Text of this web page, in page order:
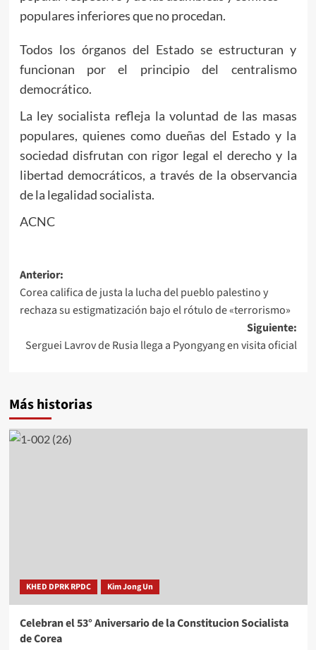
populares inferiores que no procedan.
Todos los órganos del Estado se estructuran y
funcionan por el principio del centralismo
democrático.
La ley socialista refleja la voluntad de las masas
populares, quienes como dueñas del Estado y la
sociedad disfrutan con rigor legal el derecho y la
libertad democráticos, a través de la observancia
de la legalidad socialista.
ACNC
Navegación
de
entradas
Anterior:
Corea califica de justa la lucha del pueblo palestino y
rechaza su estigmatización bajo el rótulo de «terrorismo»
Siguiente:
Serguei Lavrov de Rusia llega a Pyongyang en visita oficial
Más historias
KHED DPRK RPDC Kim Jong Un
Celebran el 53° Aniversario de la Constitucion Socialista
de Corea